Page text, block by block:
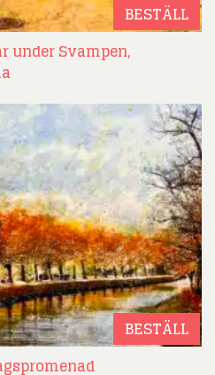
BESTÄLL
under Svampen,
BESTÄLL